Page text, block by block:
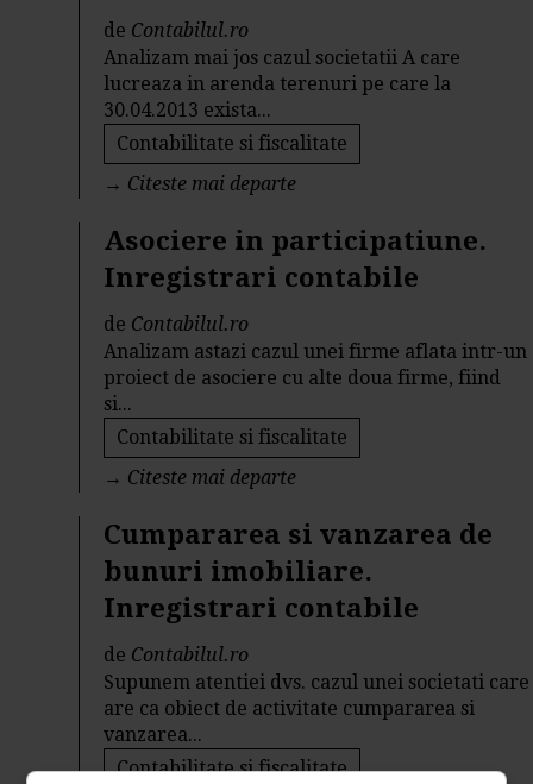
de Contabilul.ro
Analizam mai jos cazul societatii A care
lucreaza in arenda terenuri pe care la
30.04.2013 exista...
Contabilitate si fiscalitate
→ Citeste mai departe
Asociere in participatiune.
Inregistrari contabile
de Contabilul.ro
Analizam astazi cazul unei firme aflata intr-un
proiect de asociere cu alte doua firme, fiind
si...
Contabilitate si fiscalitate
→ Citeste mai departe
Cumpararea si vanzarea de
bunuri imobiliare.
Inregistrari contabile
de Contabilul.ro
Supunem atentiei dvs. cazul unei societati care
are ca obiect de activitate cumpararea si
vanzarea...
Contabilitate si fiscalitate